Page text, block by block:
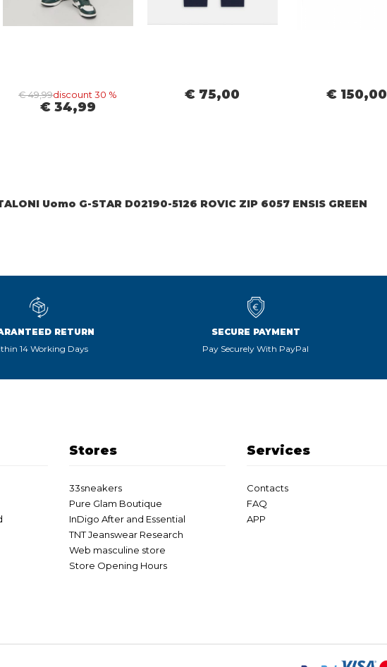
€ 49,99discount 30 %
€ 34,99
€ 75,00 € 150,00
Uomo G-STAR D02190-5126 ROVIC ZIP 6057 ENSIS GREEN
RETURN
14 Working Days
SECURE PAYMENT
Pay Securely With PayPal
Stores
33sneakers
Pure Glam Boutique
InDigo After and Essential
TNT Jeanswear Research
Web masculine store
Store Opening Hours
Services
Contacts
FAQ
APP